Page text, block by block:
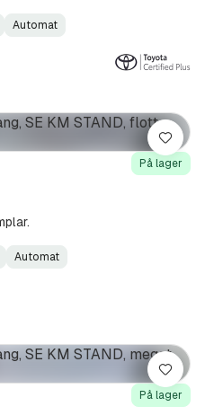
Automat
På lager
Automat
Lagre
På lager
Lagre